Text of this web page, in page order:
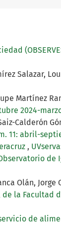
Salazar,
Martínez
2024-
Calderón
11: abril-
,
de
Olán,
la Facultad
de